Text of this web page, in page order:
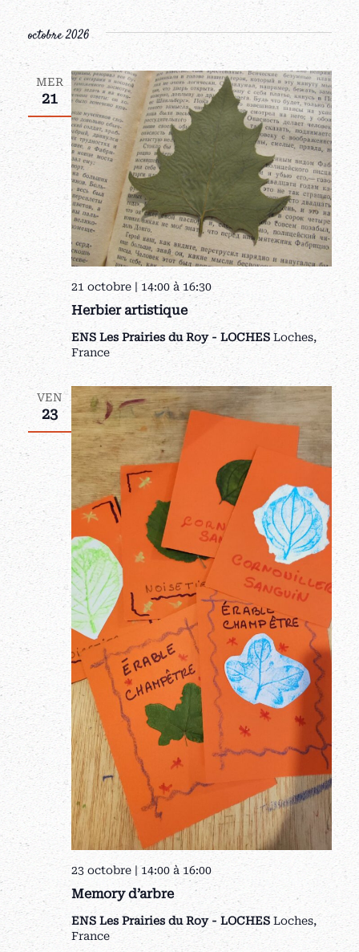
octobre 2026
MER
21
Herbier artistique
21 octobre | 14:00à 16:30
ENS Les Prairies du Roy - LOCHES Loches,
France
VEN
23
Memory d’arbre
23 octobre | 14:00à 16:00
ENS Les Prairies du Roy - LOCHES Loches,
France